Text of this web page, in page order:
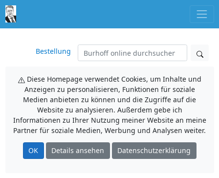
Bestellung
Diese Homepage verwendet Cookies, um Inhalte und
Anzeigen zu personalisieren, Funktionen für soziale
Medien anbieten zu können und die Zugriffe auf die
Website zu analysieren. Außerdem gebe ich
Informationen zu Ihrer Nutzung meiner Website an meine
Partner für soziale Medien, Werbung und Analysen weiter.
OK Details ansehen Datenschutzerklärung